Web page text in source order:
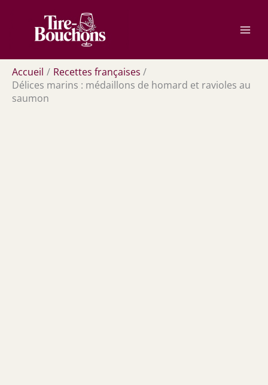
contenu
Accueil
Recettes françaises
Délices marins : médaillons de homard et ravioles au
saumon